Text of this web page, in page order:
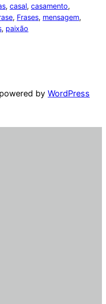
, casal, casamento
, Frases, mensagem
, paixão
by WordPress